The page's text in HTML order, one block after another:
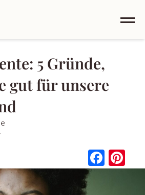
5 Gründe,
gut für unsere